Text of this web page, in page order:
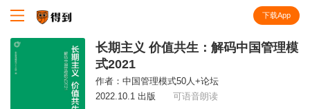
下载App
长期主义 价值共生：解码中国管理模
式2021
作者： 中国管理模式50人+论坛
2022.10.1 出版
可语音朗读